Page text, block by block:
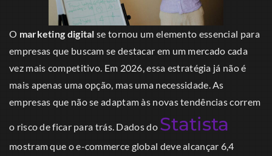
O marketing digital se tornou um elemento essencial para
empresas que buscam se destacar em um mercado cada
vez mais competitivo. Em 2026, essa estratégia já não é
mais apenas uma opção, mas uma necessidade. As
empresas que não se adaptam às novas tendências correm
o risco de ficar para trás. Dados do Statista
mostram que o e-commerce global deve alcançar 6,4